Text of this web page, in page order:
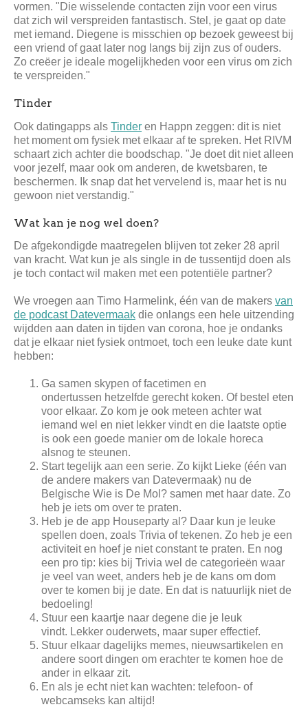
vormen. "Die wisselende contacten zijn voor een virus
dat zich wil verspreiden fantastisch. Stel, je gaat op date
met iemand. Diegene is misschien op bezoek geweest bij
een vriend of gaat later nog langs bij zijn zus of ouders.
Zo creëer je ideale mogelijkheden voor een virus om zich
te verspreiden."
Tinder
Ook datingapps als Tinder en Happn zeggen: dit is niet
het moment om fysiek met elkaar af te spreken. Het RIVM
schaart zich achter die boodschap. "Je doet dit niet alleen
voor jezelf, maar ook om anderen, de kwetsbaren, te
beschermen. Ik snap dat het vervelend is, maar het is nu
gewoon niet verstandig."
Wat kan je nog wel doen?
De afgekondigde maatregelen blijven tot zeker 28 april
van kracht. Wat kun je als single in de tussentijd doen als
je toch contact wil maken met een potentiële partner?
We vroegen aan Timo Harmelink, één van de makers van
de podcast Datevermaak die onlangs een hele uitzending
wijdden aan daten in tijden van corona, hoe je ondanks
dat je elkaar niet fysiek ontmoet, toch een leuke date kunt
hebben:
Ga samen skypen of facetimen en
ondertussen hetzelfde gerecht koken. Of bestel eten
voor elkaar. Zo kom je ook meteen achter wat
iemand wel en niet lekker vindt en die laatste optie
is ook een goede manier om de lokale horeca
alsnog te steunen.
Start tegelijk aan een serie. Zo kijkt Lieke (één van
de andere makers van Datevermaak) nu de
Belgische Wie is De Mol? samen met haar date. Zo
heb je iets om over te praten.
Heb je de app Houseparty al? Daar kun je leuke
spellen doen, zoals Trivia of tekenen. Zo heb je een
activiteit en hoef je niet constant te praten. En nog
een pro tip: kies bij Trivia wel de categorieën waar
je veel van weet, anders heb je de kans om dom
over te komen bij je date. En dat is natuurlijk niet de
bedoeling!
Stuur een kaartje naar degene die je leuk
vindt. Lekker ouderwets, maar super effectief.
Stuur elkaar dagelijks memes, nieuwsartikelen en
andere soort dingen om erachter te komen hoe de
ander in elkaar zit.
En als je echt niet kan wachten: telefoon- of
webcamseks kan altijd!